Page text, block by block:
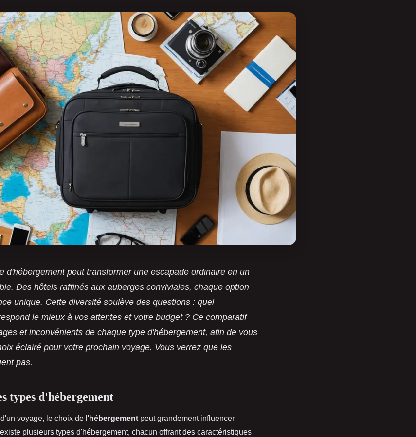
d'hébergement peut transformer une escapade ordinaire en un
Des hôtels raffinés aux auberges conviviales, chaque option
unique. Cette diversité soulève des questions : quel
le mieux à vos attentes et votre budget ? Ce comparatif
et inconvénients de chaque type d'hébergement, afin de vous
éclairé pour votre prochain voyage. Vous verrez que les
pas.
types d'hébergement
voyage, le choix de l'hébergement peut grandement influencer
plusieurs types d'hébergement, chacun offrant des caractéristiques